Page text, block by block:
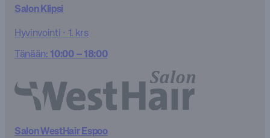
Salon Klipsi
Hyvinvointi · 1. krs
Tänään: 10:00 – 18:00
Salon WestHair Espoo